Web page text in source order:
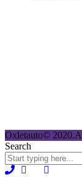
Oxletauto©
Search